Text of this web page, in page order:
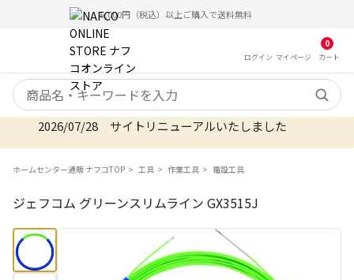
5,000円（税込）以上ご購入で送料無料
ログイン マイ ページ
0
カート
検索キーワード
2026/07/28 サイトリニューアルいたしました
ホームセンター通販 ナフコTOP 工具 作業工具 電設工具
ジェフコム グリーンスリムライン GX3515J